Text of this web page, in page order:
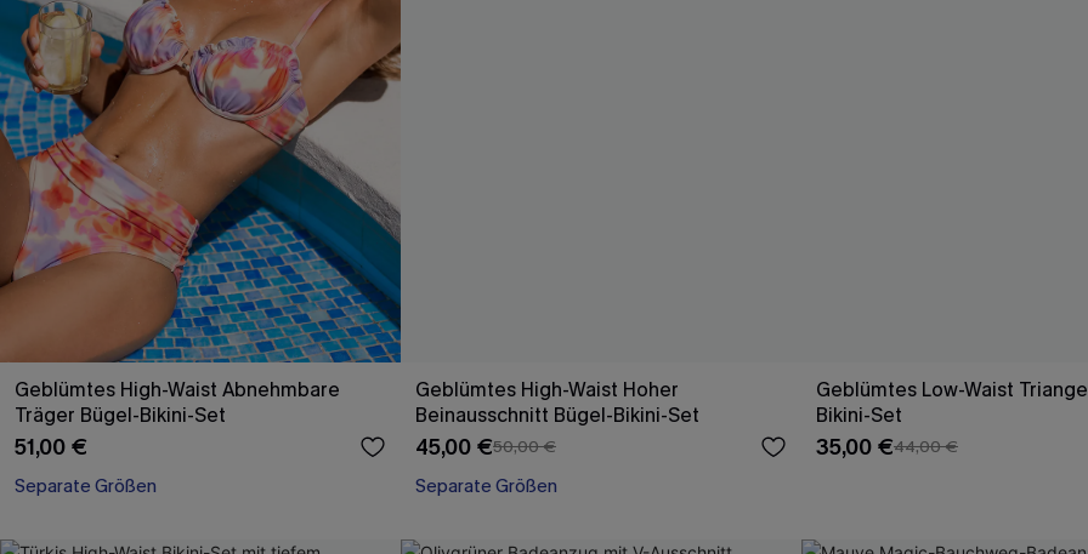
Geblümtes High-Waist Abnehmbare
Träger Bügel-Bikini-Set
51,00 €
Separate Größen
Geblümtes High-Waist Hoher
Beinausschnitt Bügel-Bikini-Set
45,00 €50,00 €
Separate Größen
Geblümtes Low-Waist
Bikini-Set
35,00 €44,00 €